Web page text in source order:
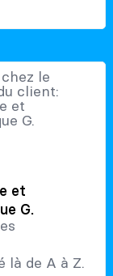
et
G.
là de A à Z.